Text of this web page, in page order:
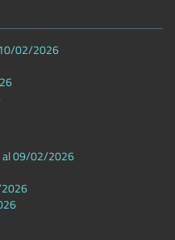
02/2026
al 09/02/2026
2026